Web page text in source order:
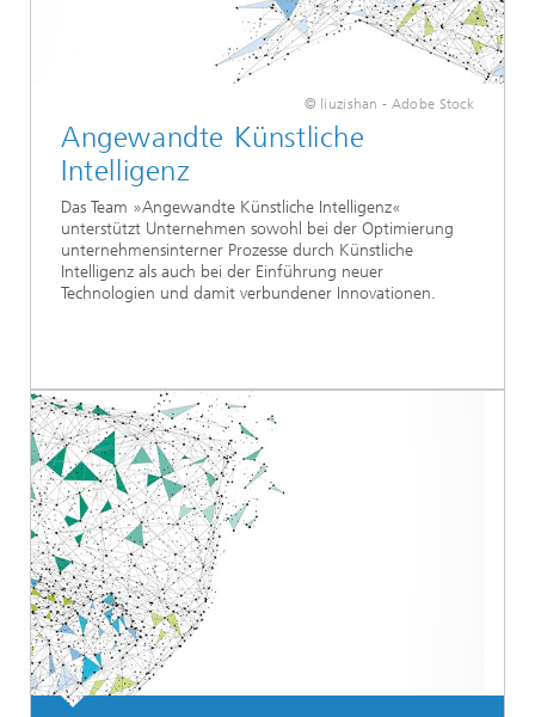
© liuzishan - Adobe Stock
Angewandte Künstliche
Intelligenz
Das Team »Angewandte Künstliche Intelligenz«
unterstützt Unternehmen sowohl bei der Optimierung
unternehmensinterner Prozesse durch Künstliche
Intelligenz als auch bei der Einführung neuer
Technologien und damit verbundener Innovationen.